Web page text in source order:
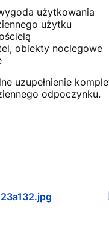
użytkowania
użytku
obiekty noclegowe
uzupełnienie
odpoczynku.